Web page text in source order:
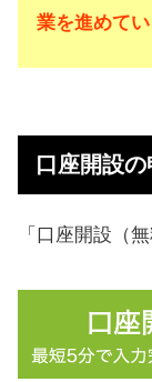
業を進めて
口座開設
「口座開設（